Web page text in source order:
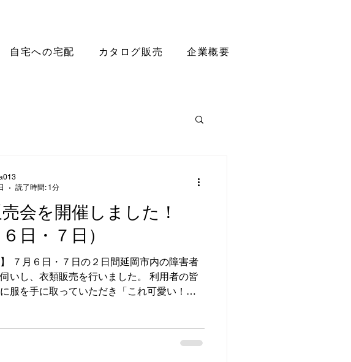
自宅への宅配 カタログ販売 企業概要
会を開催しました！
６日・７日）
】 ７月６日・７日の２日間延岡市内の障害者
いし、衣類販売を行いました。 利用者の皆
服を手に取っていただき「これ可愛い！」
で選ぶ」というたり前のような体験をこれか
読了時間: 1分